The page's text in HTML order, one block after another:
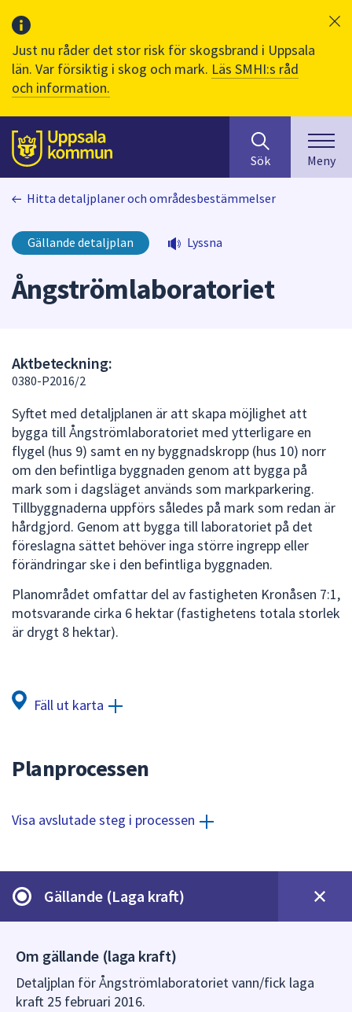
Just nu råder det stor risk för skogsbrand i Uppsala
län. Var försiktig i skog och mark. Läs SMHI:s råd
och information.
Till sidans
huvudinnehåll
efter
innehåll
på
webbplatsen.
skriva
i
under
fältet.
Använd
piltangenterna
för
att
navigera
mellan
sökförslagen
och
enter
för
Sök Meny
Hitta detaljplaner och områdesbestämmelser
Gällande detaljplan Lyssna
Ångströmlaboratoriet
Aktbeteckning:
0380-P2016/2
Syftet med detaljplanen är att skapa möjlighet att
bygga till Ångströmlaboratoriet med ytterligare en
flygel (hus 9) samt en ny byggnadskropp (hus 10) norr
om den befintliga byggnaden genom att bygga på
mark som i dagsläget används som markparkering.
Tillbyggnaderna uppförs således på mark som redan är
hårdgjord. Genom att bygga till laboratoriet på det
föreslagna sättet behöver inga större ingrepp eller
förändringar ske i den befintliga byggnaden.
Planområdet omfattar del av fastigheten Kronåsen 7:1,
motsvarande cirka 6 hektar (fastighetens totala storlek
är drygt 8 hektar).
Fäll ut karta
Planprocessen
Visa avslutade steg i processen
Gällande (Laga kraft)
Om gällande (laga kraft)
Detaljplan för Ångströmlaboratoriet vann/fick laga
kraft 25 februari 2016.